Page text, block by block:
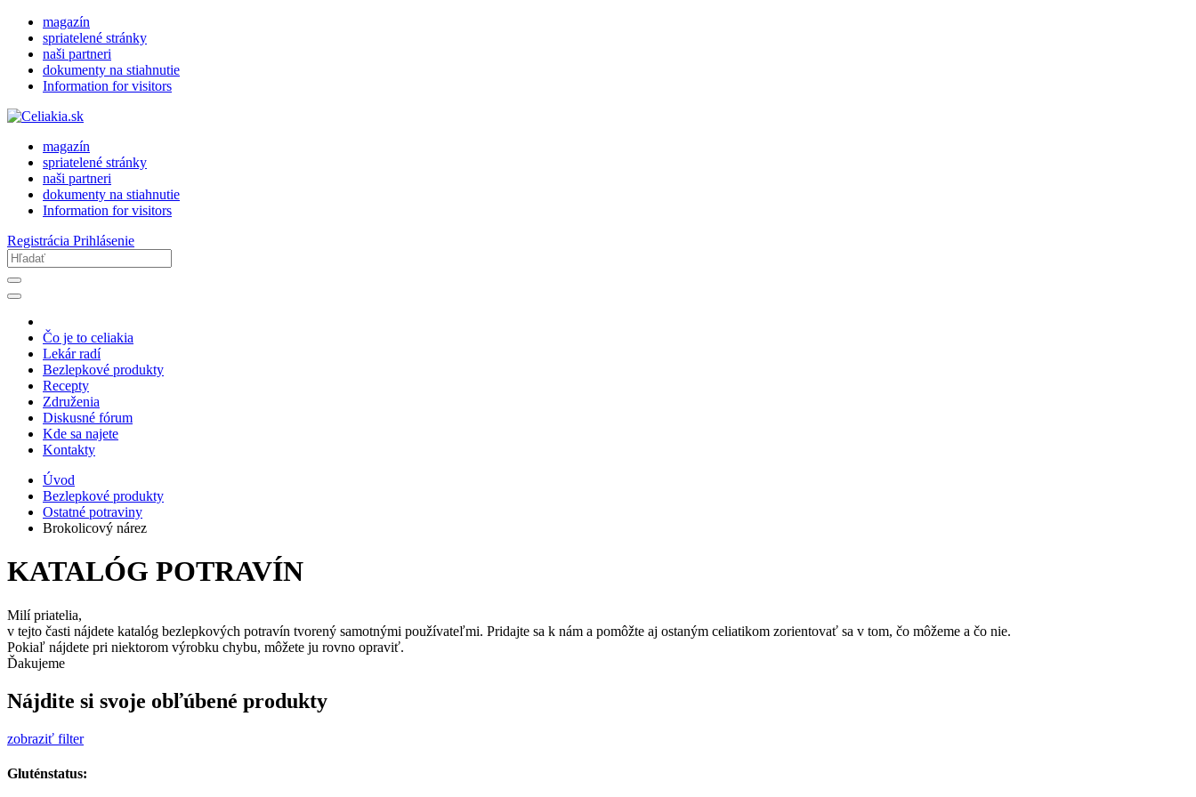
magazín
spriatelené stránky
naši partneri
dokumenty na stiahnutie
Information for visitors
magazín
spriatelené stránky
naši partneri
dokumenty na stiahnutie
Information for visitors
Registrácia Prihlásenie
Čo je to celiakia
Lekár radí
Bezlepkové produkty
Recepty
Združenia
Diskusné fórum
Kde sa najete
Kontakty
Úvod
Bezlepkové produkty
Ostatné potraviny
Brokolicový nárez
KATALÓG POTRAVÍN
Milí priatelia,
v tejto časti nájdete katalóg bezlepkových potravín tvorený samotnými používateľmi. Pridajte sa k nám a pomôžte aj ostaným celiatikom zorientovať sa v tom, čo môžeme a čo nie.
Pokiaľ nájdete pri niektorom výrobku chybu, môžete ju rovno opraviť.
Ďakujeme
Nájdite si svoje obľúbené produkty
zobraziť filter
Gluténstatus: